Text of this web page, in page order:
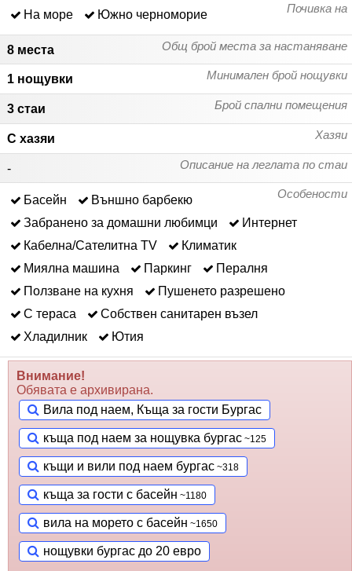
Почивка на
На море Южно черноморие
Общ брой места за настаняване
8 места
Минимален брой нощувки
1 нощувки
Брой спални помещения
3 стаи
Хазяи
С хазяи
Описание на леглата по стаи
-
Особености
Басейн
Външно барбекю
Забранено за домашни любимци
Интернет
Кабелна/Сателитна ТV
Климатик
Миялна машина
Паркинг
Пералня
Ползване на кухня
Пушенето разрешено
С тераса
Собствен санитарен възел
Хладилник
Ютия
Внимание!
Обявата е архивирана.
Вила под наем, Къща за гости Бургас
къща под наем за нощувка бургас
къщи и вили под наем бургас
къща за гости с басейн
вила на морето с басейн
нощувки бургас до 20 евро